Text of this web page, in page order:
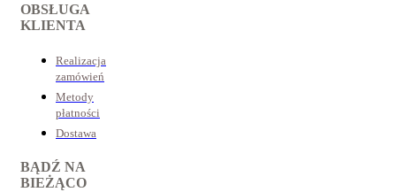
OBSŁUGA
KLIENTA
Realizacja
zamówień
Metody
płatności
Dostawa
BĄDŹ NA
BIEŻĄCO